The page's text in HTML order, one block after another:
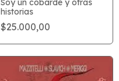
Soy un cobarde y otras
historias
$25.000,00